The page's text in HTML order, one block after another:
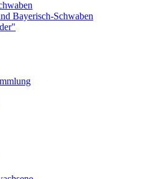
Bayerisch-Schwaben